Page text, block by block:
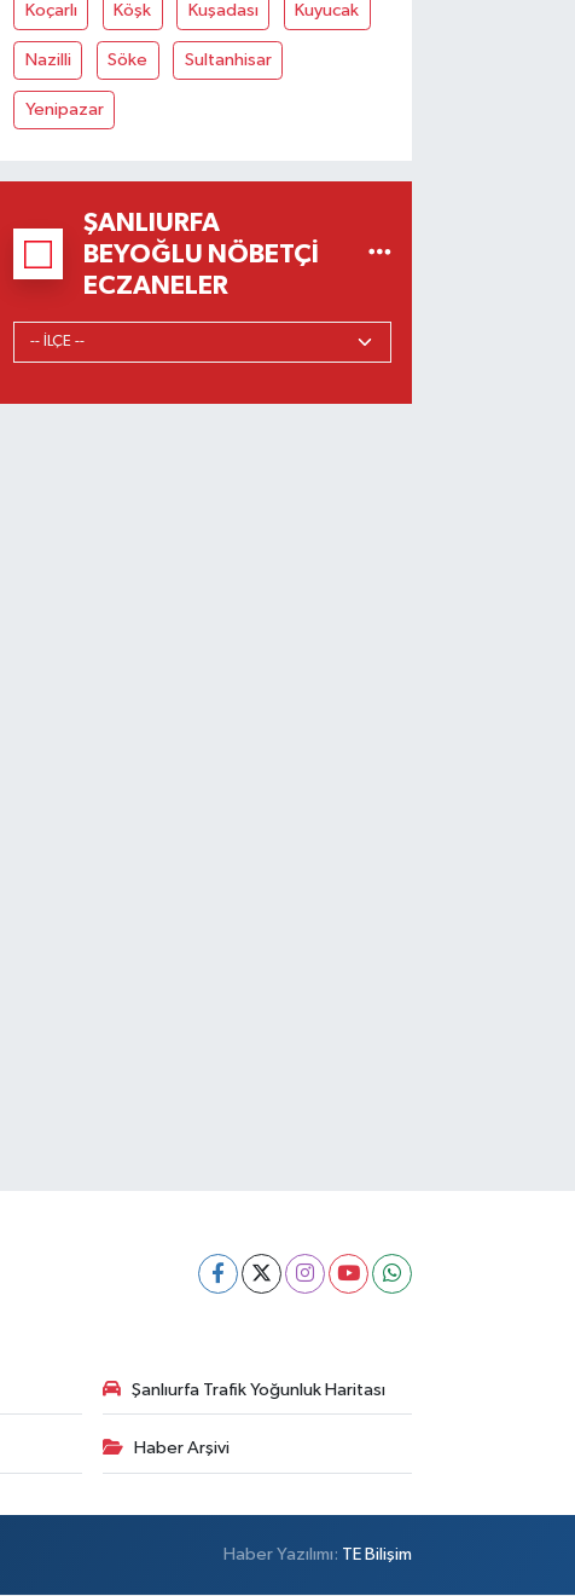
Koçarlı Köşk Kuşadası Kuyucak
Nazilli Söke Sultanhisar
Yenipazar
ŞANLIURFA
BEYOĞLU NÖBETÇI
ECZANELER
Şanlıurfa Trafik Yoğunluk Haritası
Haber Arşivi
Haber Yazılımı: TE Bilişim